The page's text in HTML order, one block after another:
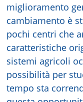
miglioramento
cambiamento è
pochi centri che
caratteristiche
sistemi agricoli
possibilità per
tempo sta